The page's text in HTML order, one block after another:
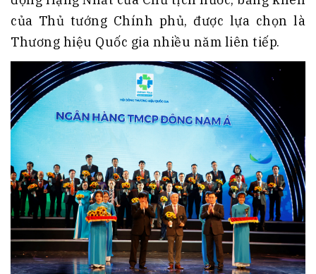
của Thủ tướng Chính phủ, được lựa chọn là
Thương hiệu Quốc gia nhiều năm liên tiếp.